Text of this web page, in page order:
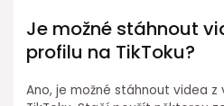
Je možné stáhnout
profilu na TikToku?
Ano, je možné stáhnout videa